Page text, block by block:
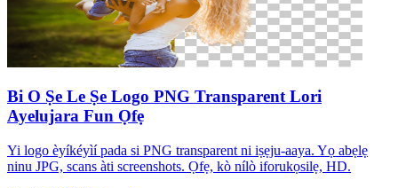
Bi O Ṣe Le Ṣe Logo PNG Transparent Lori
Ayelujara Fun Ọfẹ
Yi logo èyíkéyìí pada si PNG transparent ni iṣẹju-aaya. Yọ abẹlẹ
ninu JPG, scans àti screenshots. Ọfẹ, kò nílò iforukọsilẹ, HD.